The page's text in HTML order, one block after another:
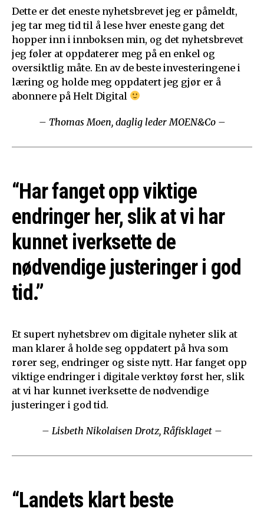
Dette er det eneste nyhetsbrevet jeg er påmeldt,
jeg tar meg tid til å lese hver eneste gang det
hopper inn i innboksen min, og det nyhetsbrevet
jeg føler at oppdaterer meg på en enkel og
oversiktlig måte. En av de beste investeringene i
læring og holde meg oppdatert jeg gjør er å
abonnere på Helt Digital
– Thomas Moen, daglig leder MOEN&Co –
“Har fanget opp viktige
endringer her, slik at vi har
kunnet iverksette de
nødvendige justeringer i god
tid.”
Et supert nyhetsbrev om digitale nyheter slik at
man klarer å holde seg oppdatert på hva som
rører seg, endringer og siste nytt. Har fanget opp
viktige endringer i digitale verktøy først her, slik
at vi har kunnet iverksette de nødvendige
justeringer i god tid.
– Lisbeth Nikolaisen Drotz, Råfisklaget –
“Landets klart beste